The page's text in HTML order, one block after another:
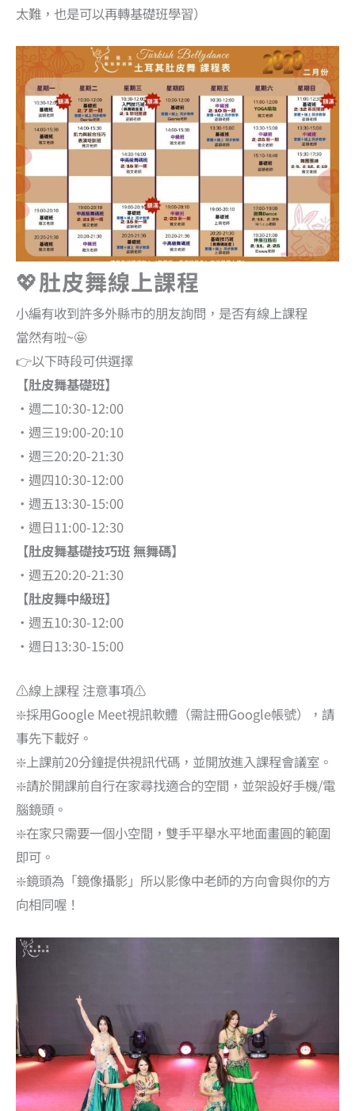
太難，也是可以再轉基礎班學習）
💖肚皮舞線上課程
小編有收到許多外縣市的朋友詢問，是否有線上課程
當然有啦~🤩
👉以下時段可供選擇
【肚皮舞基礎班】
•週二10:30-12:00
•週三19:00-20:10
•週三20:20-21:30
•週四10:30-12:00
•週五13:30-15:00
•週日11:00-12:30
【肚皮舞基礎技巧班 無舞碼】
•週五20:20-21:30
【肚皮舞中級班】
•週五10:30-12:00
•週日13:30-15:00
⚠️線上課程 注意事項⚠️
❇️採用Google Meet視訊軟體（需註冊Google帳號），請
事先下載好。
❇️上課前20分鐘提供視訊代碼，並開放進入課程會議室。
❇️請於開課前自行在家尋找適合的空間，並架設好手機/電
腦鏡頭。
❇️在家只需要一個小空間，雙手平舉水平地面畫圓的範圍
即可。
❇️鏡頭為「鏡像攝影」所以影像中老師的方向會與你的方
向相同喔！